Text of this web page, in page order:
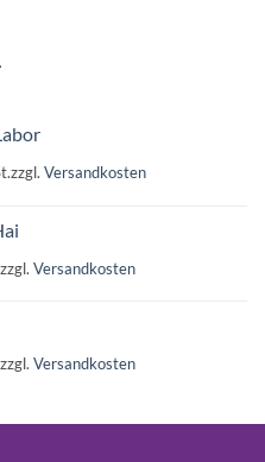
zzgl. Versandkosten
zzgl. Versandkosten
zzgl. Versandkosten